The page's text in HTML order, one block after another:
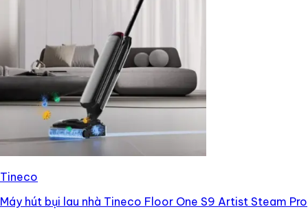
Tineco
Máy hút bụi lau nhà Tineco Floor One S9 Artist Steam Pro